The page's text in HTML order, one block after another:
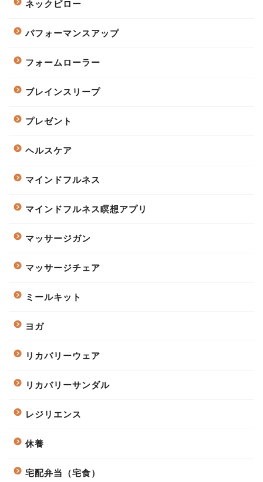
ネックピロー
パフォーマンスアップ
フォームローラー
ブレインスリープ
プレゼント
ヘルスケア
マインドフルネス
マインドフルネス瞑想アプリ
マッサージガン
マッサージチェア
ミールキット
ヨガ
リカバリーウェア
リカバリーサンダル
レジリエンス
休養
宅配弁当（宅食）